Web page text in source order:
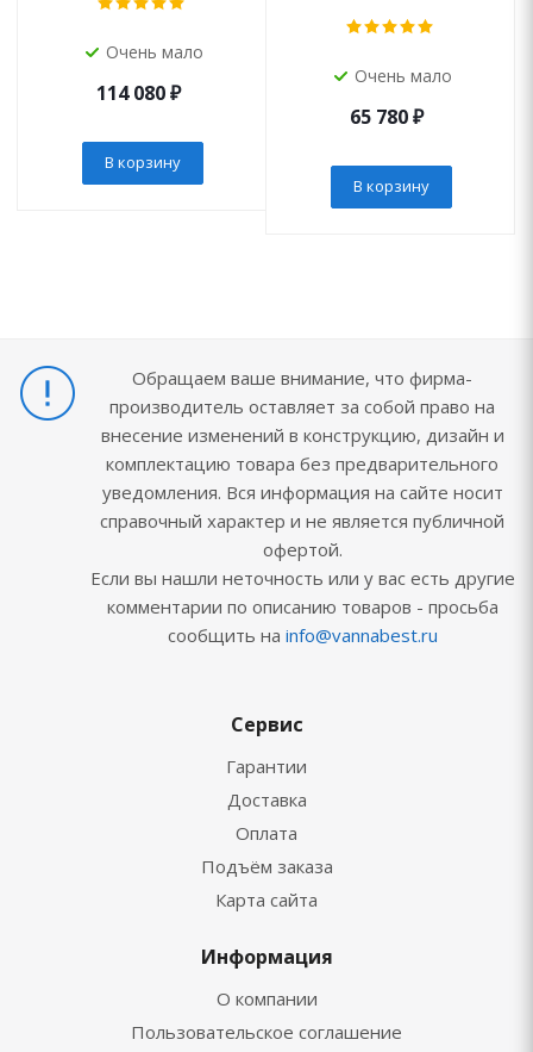
Очень мало
114 080₽
В корзину
Очень мало
65 780₽
В корзину
Обращаем ваше внимание, что фирма-
производитель оставляет за собой право на
внесение изменений в конструкцию, дизайн и
комплектацию товара без предварительного
уведомления. Вся информация на сайте носит
справочный характер и не является публичной
офертой.
Если вы нашли неточность или у вас есть другие
комментарии по описанию товаров - просьба
сообщить на info@vannabest.ru
Сервис
Гарантии
Доставка
Оплата
Подъём заказа
Карта сайта
Информация
О компании
Пользовательское соглашение